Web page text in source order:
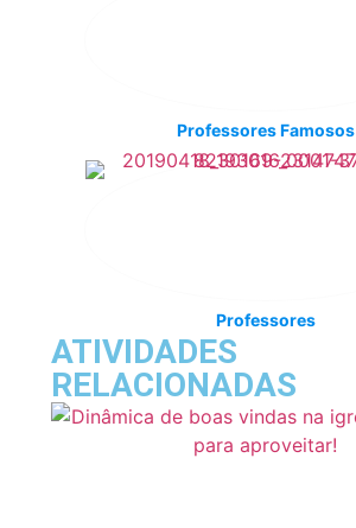
Professores Famosos
Professores
ATIVIDADES
RELACIONADAS